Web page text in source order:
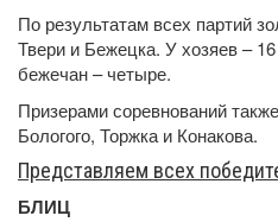
По результатам всех партий
Твери и Бежецка. У хозяев –
бежечан – четыре.
Призерами соревнований
Бологого, Торжка и Конакова.
Представляем всех
БЛИЦ